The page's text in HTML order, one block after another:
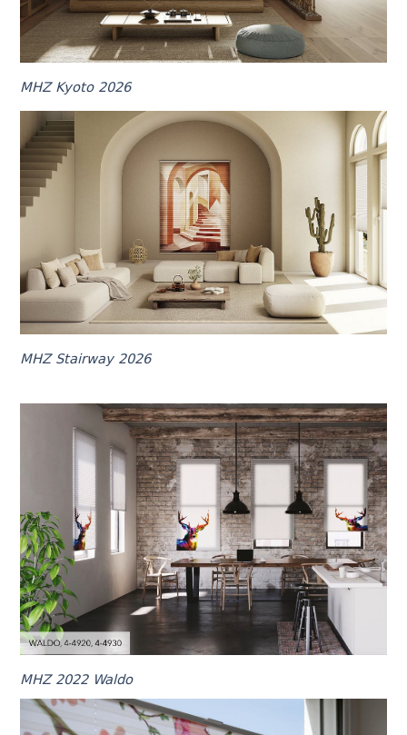
MHZ Kyoto 2026
MHZ Stairway 2026
MHZ 2022 Waldo